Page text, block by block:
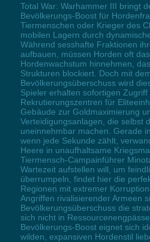
Total War: Warhammer III bringt
Bevölkerungs-Boost für
Tiermenschen oder Krieger des
mobilen Lagern durch
Während sesshafte Fraktionen
aufbauen, müssen Horden oft
Hordenwachstum hinnehmen,
Strukturen blockiert. Doch mit
Bevölkerungsüberschuss wird
Spieler erhalten sofortigen Zugriff
Rekrutierungszentren für
Gebäude zur Goldmaximierung
Verteidigungsanlagen, die selbst
uneinnehmbar machen. Gerade
wenn jede Sekunde zählt,
Heere in unaufhaltsame
Tiermensch-Campainführer
Wartezeit aufstellen will, um
überrumpeln, findet hier die
Regionen mit extremer
Angriffen rivalisierender Armeen
Bevölkerungsüberschuss die
sich nicht in
Bevölkerungs-Boost eignet sich
wilden, expansiven Hordenstil